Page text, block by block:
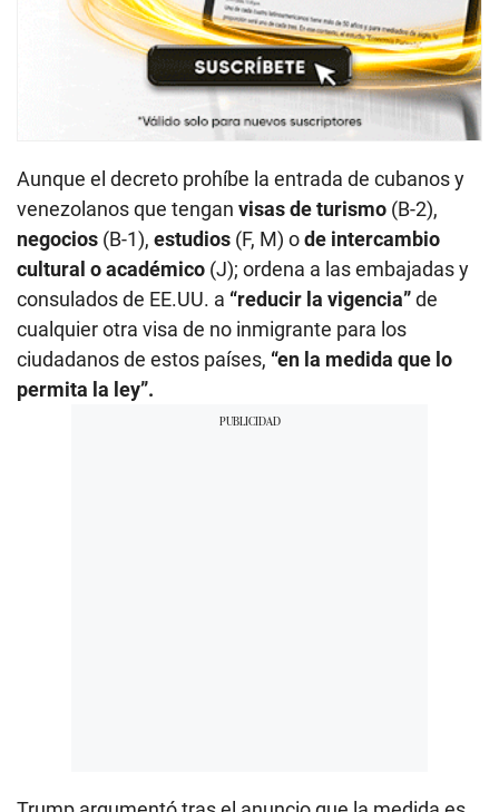
Aunque el decreto prohíbe la entrada de cubanos y
venezolanos que tengan visas de turismo (B-2),
negocios (B-1), estudios (F, M) ode intercambio
cultural o académico (J); ordena a las embajadas y
consulados de EE.UU. a “reducir la vigencia”de
cualquier otra visa de no inmigrante para los
ciudadanos de estos países, “en la medida que lo
permita la ley”.